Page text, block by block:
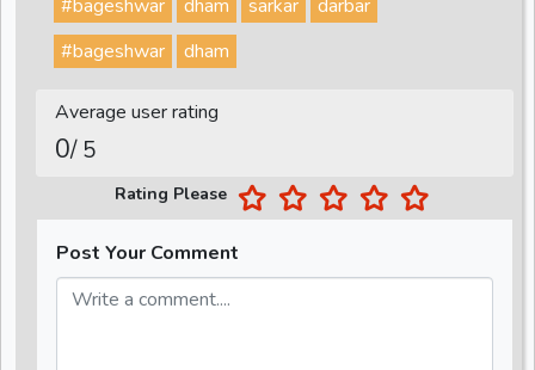
#bageshwar dham sarkar
darbar
#bageshwar
dham
Average user rating
0/ 5
Rating Please
Post Your Comment